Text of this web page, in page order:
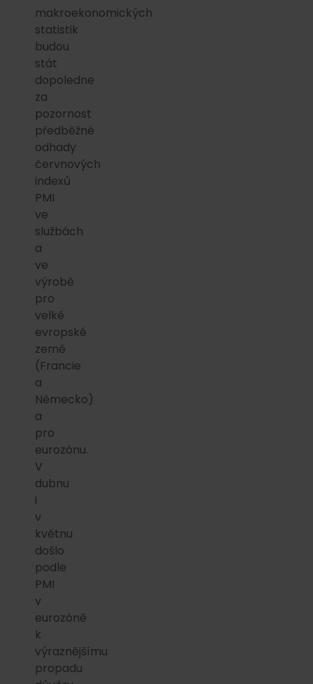
makroekonomických
statistik
budou
stát
dopoledne
za
pozornost
předběžné
odhady
červnových
indexů
PMI
ve
službách
a
ve
výrobě
pro
velké
evropské
země
(Francie
a
Německo)
a
pro
eurozónu.
V
dubnu
i
v
květnu
došlo
podle
PMI
v
eurozóně
k
výraznějšímu
propadu